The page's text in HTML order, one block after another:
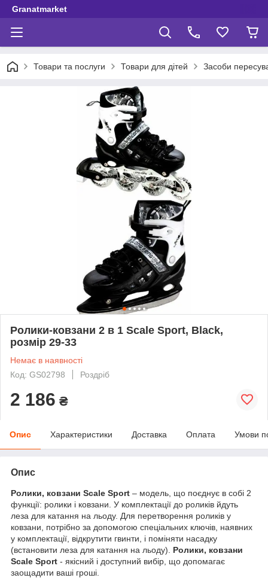
Granatmarket
Товари та послуги Товари для дітей Засоби
Ролики-ковзани 2 в 1 Scale Sport, Black,
розмір 29-33
Немає в наявності
Код: GS02798
Роздріб
2 186 ₴
Опис Характеристики Доставка Оплата Умови
Опис
Ролики, ковзани Scale Sport – модель, що поєднує в собі 2
функції: ролики і ковзани. У комплектації до роликів йдуть
леза для катання на льоду. Для перетворення роликів у
ковзани, потрібно за допомогою спеціальних ключів, наявних
у комплектації, відкрутити гвинти, і поміняти насадку
(встановити леза для катання на льоду). Ролики, ковзани
Scale Sport - якісний і доступний вибір, що допомагає
заощадити ваші гроші.